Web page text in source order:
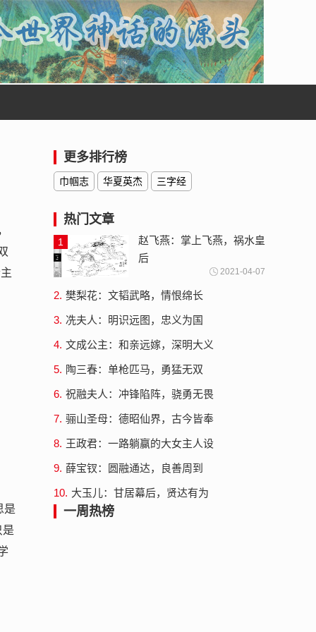
是
是
更多排行榜
巾帼志 华夏英杰 三字经
热门文章
1
赵飞燕：掌上飞燕，祸水皇
后
2021-04-07
2. 樊梨花：文韬武略，情恨绵长
3. 冼夫人：明识远图，忠义为国
4. 文成公主：和亲远嫁，深明大义
5. 陶三春：单枪匹马，勇猛无双
6. 祝融夫人：冲锋陷阵，骁勇无畏
7. 骊山圣母：德昭仙界，古今皆奉
8. 王政君：一路躺赢的大女主人设
9. 薛宝钗：圆融通达，良善周到
10. 大玉儿：甘居幕后，贤达有为
一周热榜